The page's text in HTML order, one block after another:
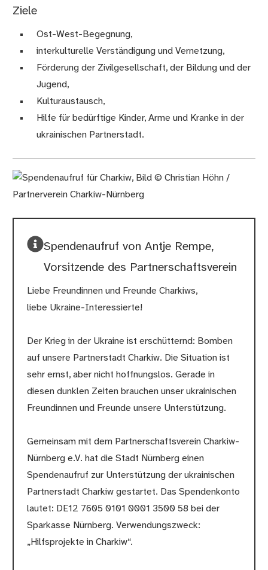
Ziele
Ost-West-Begegnung,
interkulturelle Verständigung und Vernetzung,
Förderung der Zivilgesellschaft, der Bildung und der
Jugend,
Kulturaustausch,
Hilfe für bedürftige Kinder, Arme und Kranke in der
ukrainischen Partnerstadt.
Spendenaufruf von Antje Rempe,
Vorsitzende des Partnerschaftsverein
Liebe Freundinnen und Freunde Charkiws,
liebe Ukraine-Interessierte!
Der Krieg in der Ukraine ist erschütternd: Bomben
auf unsere Partnerstadt Charkiw. Die Situation ist
sehr ernst, aber nicht hoffnungslos. Gerade in
diesen dunklen Zeiten brauchen unser ukrainischen
Freundinnen und Freunde unsere Unterstützung.
Gemeinsam mit dem Partnerschaftsverein Charkiw-
Nürnberg e.V. hat die Stadt Nürnberg einen
Spendenaufruf zur Unterstützung der ukrainischen
Partnerstadt Charkiw gestartet. Das Spendenkonto
lautet: DE12 7605 0101 0001 3500 58 bei der
Sparkasse Nürnberg. Verwendungszweck:
„Hilfsprojekte in Charkiw“.